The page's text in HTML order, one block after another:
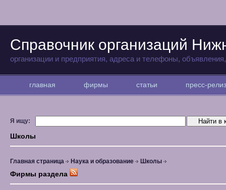
Справочник организаций
организации и предприятия, адреса и телефоны,
главная фирмы статьи пресс-
Я ищу:
Школы
Главная страница Наука и образование Школы
Фирмы раздела